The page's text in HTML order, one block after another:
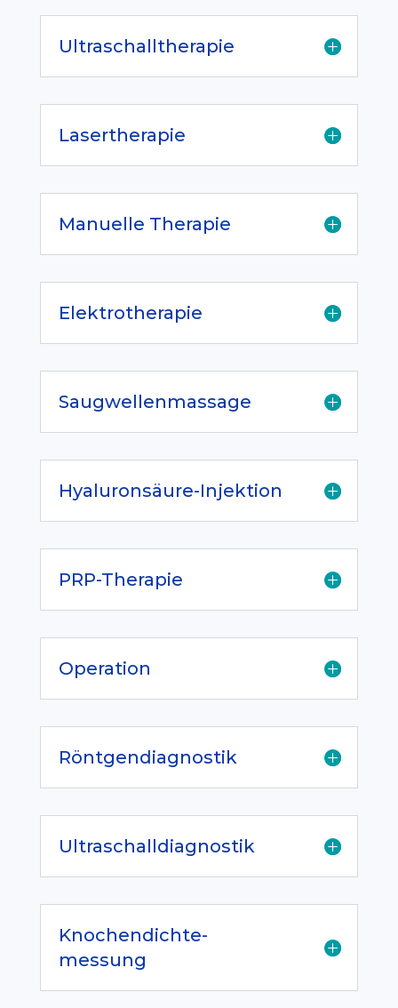
Ultraschalltherapie
Lasertherapie
Manuelle Therapie
Elektrotherapie
Saugwellenmassage
Hyaluronsäure-Injektion
PRP-Therapie
Operation
Röntgendiagnostik
Ultraschalldiagnostik
Knochendichte-
messung